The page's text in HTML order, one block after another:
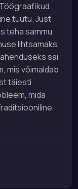
tüütu. Just
teha sammu,
lihtsamaks,
sai
mis võimaldab
täiesti
mida